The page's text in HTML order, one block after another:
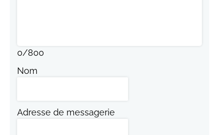
0/800
Nom
Adresse de messagerie